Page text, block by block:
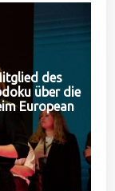
des
über die
European